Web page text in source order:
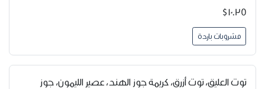
$10.35
مشروبات باردة
توت العليق، توت أزرق، كريمة جوز الهند، عصير الليمون، جوز